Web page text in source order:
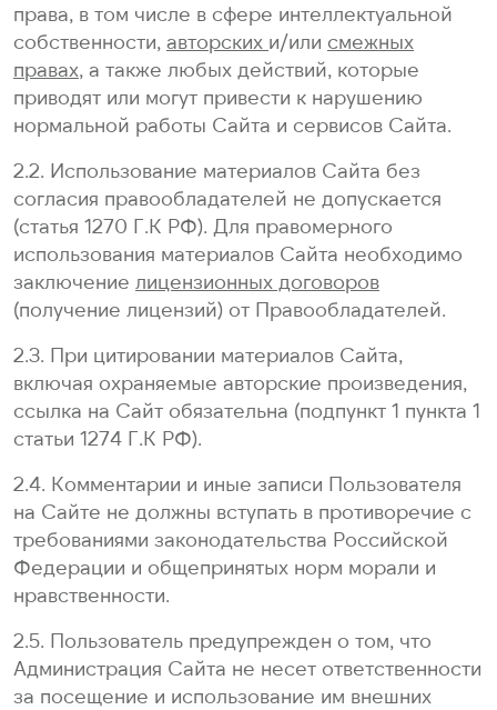
права, в том числе в сфере интеллектуальной
собственности, авторских и/или смежных
правах, а также любых действий, которые
приводят или могут привести к нарушению
нормальной работы Сайта и сервисов Сайта.
2.2. Использование материалов Сайта без
согласия правообладателей не допускается
(статья 1270 Г.К РФ). Для правомерного
использования материалов Сайта необходимо
заключение лицензионных договоров
(получение лицензий) от Правообладателей.
2.3. При цитировании материалов Сайта,
включая охраняемые авторские произведения,
ссылка на Сайт обязательна (подпункт 1 пункта 1
статьи 1274 Г.К РФ).
2.4. Комментарии и иные записи Пользователя
на Сайте не должны вступать в противоречие с
требованиями законодательства Российской
Федерации и общепринятых норм морали и
нравственности.
2.5. Пользователь предупрежден о том, что
Администрация Сайта не несет ответственности
за посещение и использование им внешних